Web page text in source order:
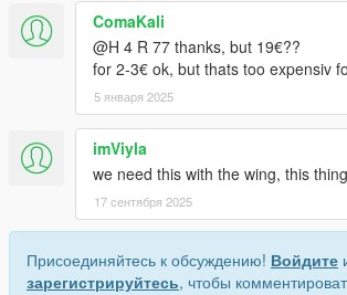
ComaKali
@H 4 R 77 thanks, but 19€??
for 2-3€ ok, but thats too expensiv
5 января 2025
imViyla
we need this with the wing, this
17 сентября 2025
Присоединяйтесь к обсуждению! Войдите
зарегистрируйтесь, чтобы